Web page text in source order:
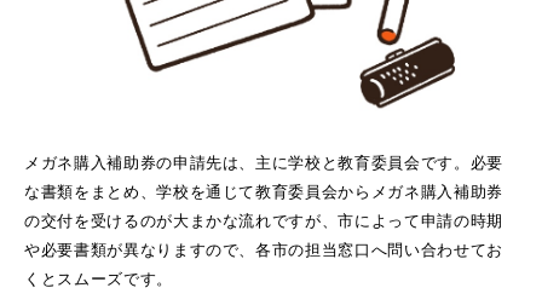
メガネ購入補助券の申請先は、主に学校と教育委員会です。必要
な書類をまとめ、学校を通じて教育委員会からメガネ購入補助券
の交付を受けるのが大まかな流れですが、市によって申請の時期
や必要書類が異なりますので、各市の担当窓口へ問い合わせてお
くとスムーズです。